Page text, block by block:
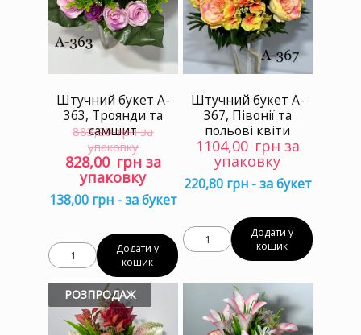
Штучний букет A-
363, Троянди та
самшит
883,20грн за
упаковку
Оригінальна
ціна:
883,20 грн
за
828,00 грн за
упаковку
Поточна
ціна:
828,00 грн
упаковку.
138,00 грн - за букет
Додати у
кошик
Штучний букет A-
367, Півонії та
польові квіти
1104,00 грн за
упаковку
220,80 грн - за букет
Додати у
кошик
РОЗПРОДАЖ